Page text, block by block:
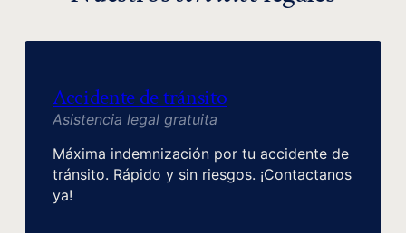
Accidente de tránsito
Asistencia legal gratuita
Máxima indemnización por tu accidente de
tránsito. Rápido y sin riesgos. ¡Contactanos
ya!